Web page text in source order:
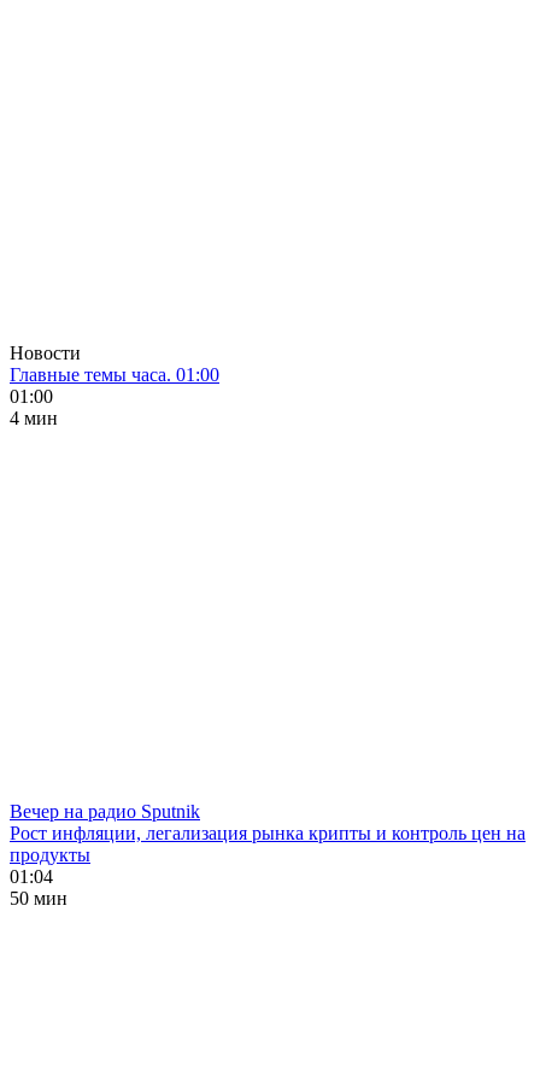
Новости
Главные темы часа. 01:00
01:00
4 мин
Вечер на радио Sputnik
Рост инфляции, легализация рынка крипты и контроль цен на
продукты
01:04
50 мин